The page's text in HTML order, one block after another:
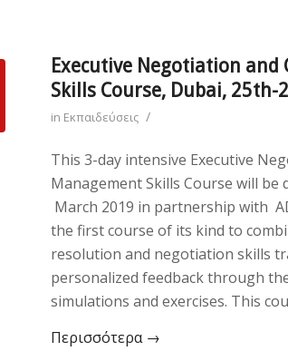
Executive Negotiation
Skills Course, Dubai, 25th-
in Εκπαιδεύσεις /
This 3-day intensive Executive
Management Skills Course will be
March 2019 in partnership with
the first course of its kind to
resolution and negotiation skills
personalized feedback through
simulations and exercises. This
Περισσότερα→